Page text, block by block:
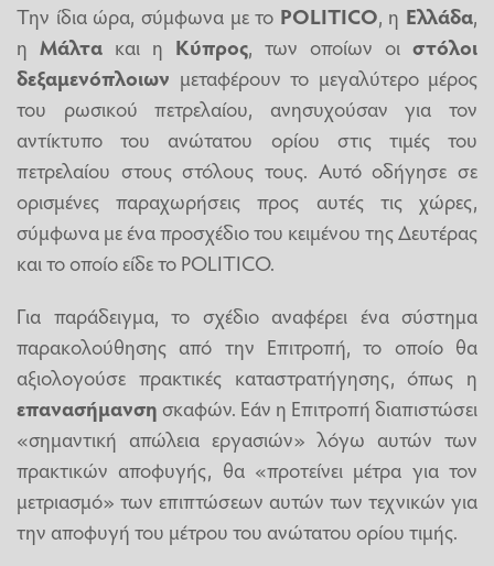
Την ίδια ώρα, σύμφωνα με το POLITICO, η Ελλάδα,
η Μάλτα και η Κύπρος, των οποίων οι στόλοι
δεξαμενόπλοιων μεταφέρουν το μεγαλύτερο μέρος
του ρωσικού πετρελαίου, ανησυχούσαν για τον
αντίκτυπο του ανώτατου ορίου στις τιμές του
πετρελαίου στους στόλους τους. Αυτό οδήγησε σε
ορισμένες παραχωρήσεις προς αυτές τις χώρες,
σύμφωνα με ένα προσχέδιο του κειμένου της Δευτέρας
και το οποίο είδε το POLITICO.
Για παράδειγμα, το σχέδιο αναφέρει ένα σύστημα
παρακολούθησης από την Επιτροπή, το οποίο θα
αξιολογούσε πρακτικές καταστρατήγησης, όπως η
επανασήμανσησκαφών. Εάν η Επιτροπή διαπιστώσει
«σημαντική απώλεια εργασιών» λόγω αυτών των
πρακτικών αποφυγής, θα «προτείνει μέτρα για τον
μετριασμό» των επιπτώσεων αυτών των τεχνικών για
την αποφυγή του μέτρου του ανώτατου ορίου τιμής.